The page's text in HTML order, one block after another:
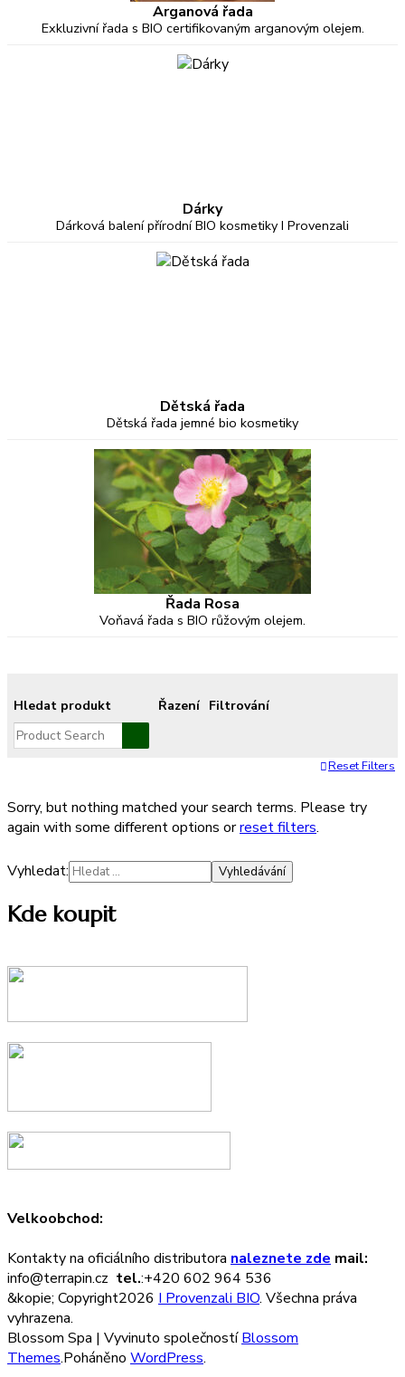
Arganová řada
Exkluzivní řada s BIO certifikovaným arganovým olejem.
Dárky
Dárková balení přírodní BIO kosmetiky I Provenzali
Dětská řada
Dětská řada jemné bio kosmetiky
Řada Rosa
Voňavá řada s BIO růžovým olejem.
Hledat produkt Řazení Filtrování
Reset Filters
Sorry, but nothing matched your search terms. Please try
again with some different options orreset filters.
Vyhledat:
Kde koupit
Velkoobchod:
Kontakty na oficiálního distributora naleznete zde mail:
info@terrapin.cz tel.:+420 602 964 536
&kopie; Copyright2026 I Provenzali BIO. Všechna práva
vyhrazena.
Blossom Spa | Vyvinuto společnostíBlossom
Themes.Poháněno WordPress.